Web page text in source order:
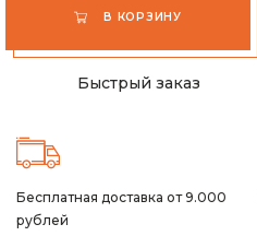
В КОРЗИНУ
Быстрый заказ
Бесплатная доставка от 9.000
рублей